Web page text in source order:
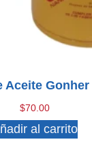
Aceite Gonher
$70.00
al carrito